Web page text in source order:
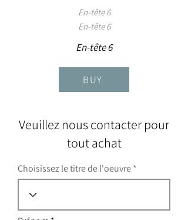
En-tête 6
En-tête 6
En-tête 6
BUY
Veuillez nous contacter pour
tout achat
Choisissez le titre de l'oeuvre